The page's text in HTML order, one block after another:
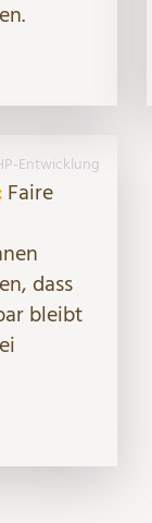
Entwicklung
Faire
dass
bleibt